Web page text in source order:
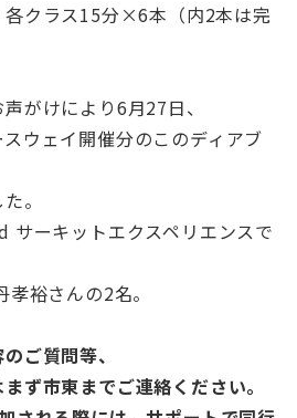
各クラス15分×6本（内2本は完
がけにより6月27日、
ウェイ開催分のこのディアブ
。
ーキットエクスペリエンスで
裕さんの2名。
ご質問等、
ず市東までご連絡ください。